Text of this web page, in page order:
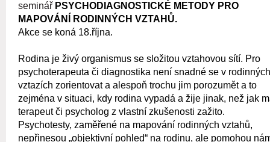
seminář PSYCHODIAGNOSTICKÉ METODY PRO
MAPOVÁNÍ RODINNÝCH VZTAHŮ.
Akce se koná 18.října.
Rodina je živý organismus se složitou vztahovou sítí. Pro
psychoterapeuta či diagnostika není snadné se v rodinných
vztazích zorientovat a alespoň trochu jim porozumět a to
zejména v situaci, kdy rodina vypadá a žije jinak, než jak
terapeut či psycholog z vlastní zkušenosti zažito.
Psychotesty, zaměřené na mapování rodinných vztahů,
nepřinesou „objektivní pohled“ na rodinu, ale pomohou